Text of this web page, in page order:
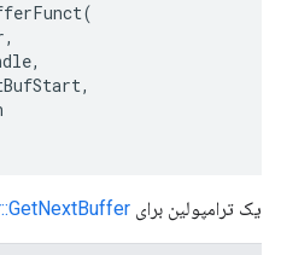
(
,
,
,
یک ترامپولین برای